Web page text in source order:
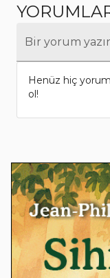
Bir yorum
Henüz hiç
ol!